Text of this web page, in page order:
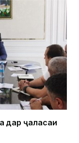
дар ҷаласаи